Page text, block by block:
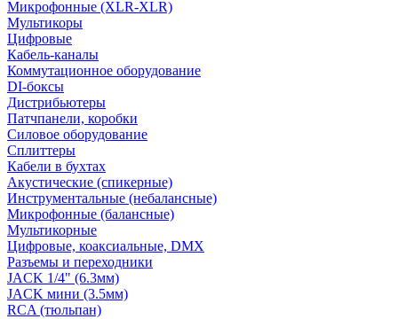
Микрофонные (XLR-XLR)
Мультикоры
Цифровые
Кабель-каналы
Коммутационное оборудование
DI-боксы
Дистрибьютеры
Патчпанели, коробки
Силовое оборудование
Сплиттеры
Кабели в бухтах
Акустические (спикерные)
Инструментальные (небалансные)
Микрофонные (балансные)
Мультикорные
Цифровые, коаксиальные, DMX
Разъемы и переходники
JACK 1/4" (6.3мм)
JACK мини (3.5мм)
RCA (тюльпан)